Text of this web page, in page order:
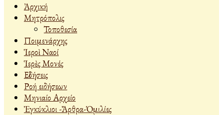
Ἀρχική
Μητρόπολις
Τοποθεσία
Ποιμενάρχης
Ἱεροὶ Ναοί
Ἱερὲς Μονές
Εἰδήσεις
Ροή ειδήσεων
Μηνιαίο Αρχείο
Ἐγκύκλιοι -Ἄρθρα-Ὁμιλίες